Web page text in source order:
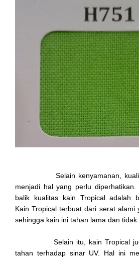
Selain kenyamanan, kualitas
menjadi hal yang perlu
balik kualitas kain Tropical adalah
Kain Tropical terbuat dari serat alami
sehingga kain ini tahan lama dan
Selain itu, kain Tropical juga
tahan terhadap sinar UV. Hal ini